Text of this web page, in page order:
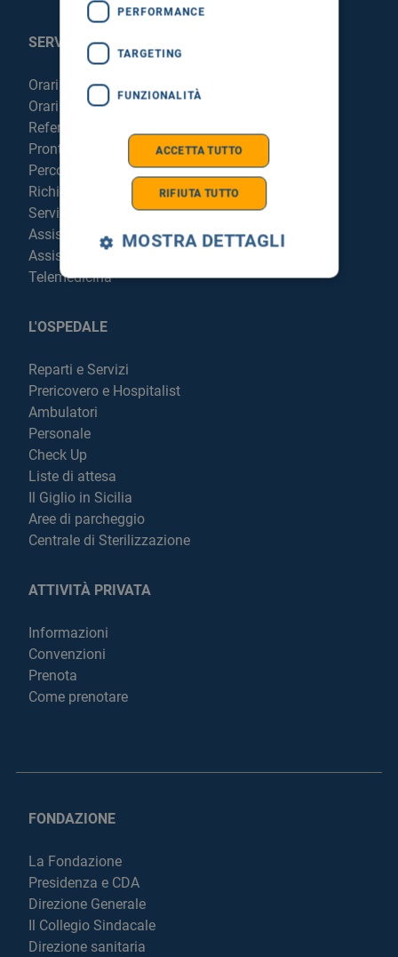
SERVIZI AL PAZIENTE
Orari sportelli
Orari visite
Referti online
Pronto Soccorso
Percorso chirurgico live
Richiedi la cartella clinica
Servizi per degenti e visitatori
Assistenza Religiosa
Assistenza Stranieri
Telemedicina
L'OSPEDALE
Reparti e Servizi
Prericovero e Hospitalist
Ambulatori
Personale
Check Up
Liste di attesa
Il Giglio in Sicilia
Aree di parcheggio
Centrale di Sterilizzazione
ATTIVITÀ PRIVATA
Informazioni
Convenzioni
Prenota
Come prenotare
FONDAZIONE
La Fondazione
Presidenza e CDA
Direzione Generale
Il Collegio Sindacale
Direzione sanitaria
PERFORMANCE
TARGETING
FUNZIONALITÀ
ACCETTA TUTTO
RIFIUTA TUTTO
MOSTRA DETTAGLI